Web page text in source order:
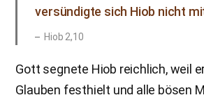
versündigte sich Hiob nicht
Hiob 2,10
Gott segnete Hiob reichlich, weil
Glauben festhielt und alle bösen